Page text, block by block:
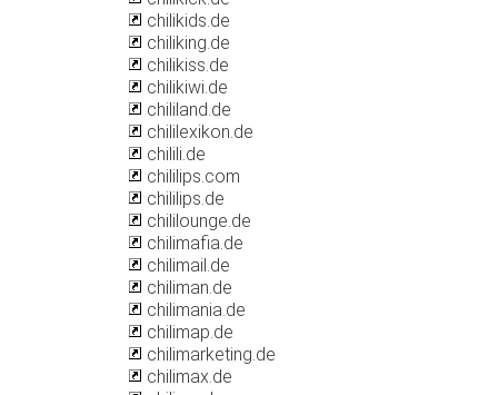
chilikids.de
chiliking.de
chilikiss.de
chilikiwi.de
chililand.de
chililexikon.de
chilili.de
chililips.com
chililips.de
chililounge.de
chilimafia.de
chilimail.de
chiliman.de
chilimania.de
chilimap.de
chilimarketing.de
chilimax.de